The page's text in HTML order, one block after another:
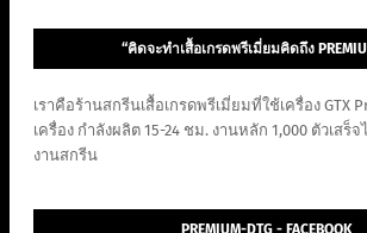
“คิดจะทำเสื้อเกรดพรีเมี่ยมคิดถึง
เราคือร้านสกรีนเสื้อเกรดพรีเมี่ยมที่ใช้เครื่อง GTX
เครื่อง กำลังผลิต 15-24 ชม. งานหลัก 1,000 ตัวเสร็
งานสกรีน